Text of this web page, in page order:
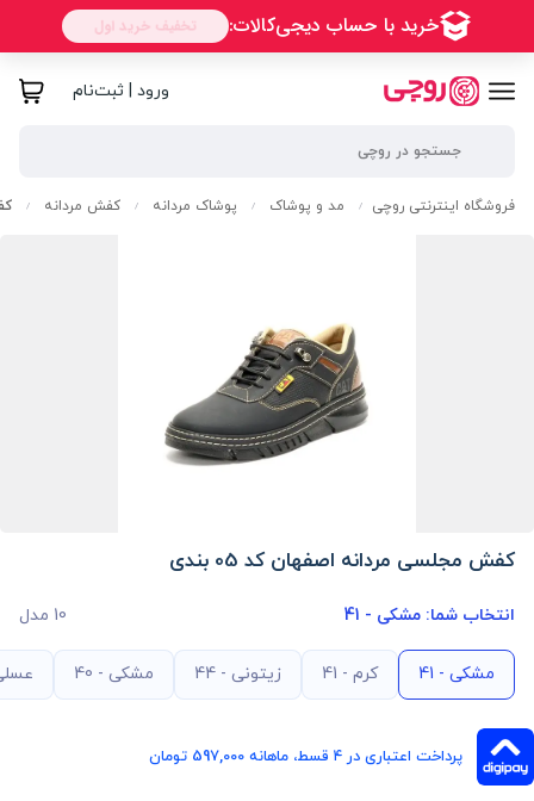
ورود | ثبت‌نام
فروشگاه اینترنتی روچی / مد و پوشاک / پوشاک مردانه / کفش مردانه /
کفش مجلسی مردانه اصفهان کد 05 بندی
انتخاب شما: مشکی - 41 10 مدل
مشکی - 41 کرم - 41 زیتونی - 44 مشکی - 40
پرداخت اعتباری در ۴ قسط، ماهانه 597,000 تومان